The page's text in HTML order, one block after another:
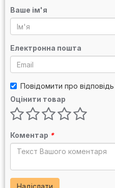
Ваше ім'я
Електронна пошта
Повідомити про відповідь
Оцінити товар
Коментар *
Надіслати